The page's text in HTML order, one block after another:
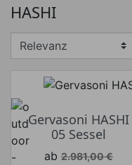
Preis von
€
HASHI
Gervasoni HASHI
05 Sessel
Verkaufspreis
ab 2.981,00 €